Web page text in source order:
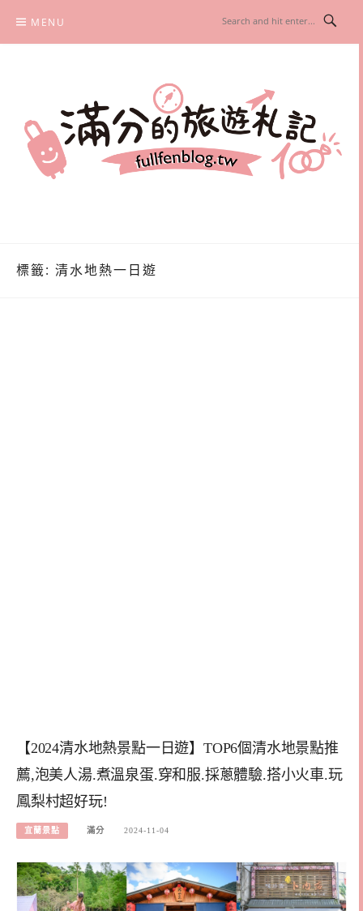
content
MENU
標籤: 清水地熱一日遊
【2024清水地熱景點一日遊】TOP6個清水地景點推
薦,泡美人湯.煮溫泉蛋.穿和服.採蔥體驗.搭小火車.玩
鳳梨村超好玩!
宜蘭景點 滿分 2024-11-04